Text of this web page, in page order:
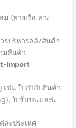
(ทางเรือ ทาง
รบริหารคลังสินค้า
มสินค้า
Import
เช่น ใบกำกับสินค้า
ใบรับรองแหล่ง
ละประเทศ